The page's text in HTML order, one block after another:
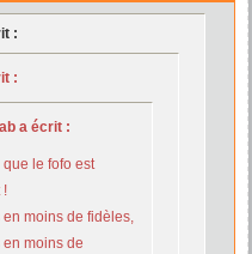
:
:
a écrit :
le fofo est
!
moins de fidèles,
moins de